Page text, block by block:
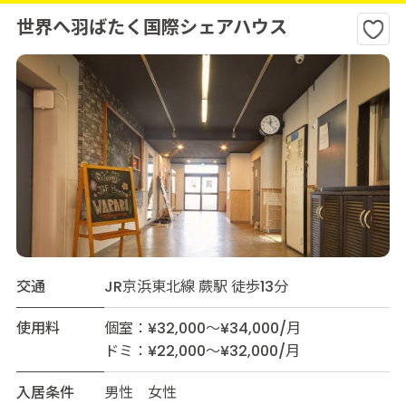
世界へ羽ばたく国際シェアハウス
交通
JR京浜東北線 蕨駅 徒歩13分
使用料
個室：¥32,000～¥34,000/月
ドミ：¥22,000～¥32,000/月
入居条件
男性 女性